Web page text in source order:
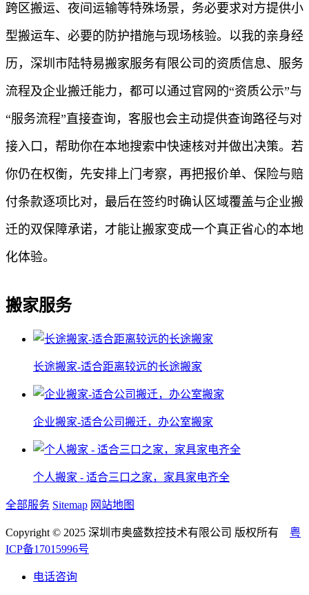
跨区搬运、夜间运输等特殊场景，务必要求对方提供小
型搬运车、必要的防护措施与现场核验。以我的亲身经
历，深圳市陆特易搬家服务有限公司的资质信息、服务
流程及企业搬迁能力，都可以通过官网的“资质公示”与
“服务流程”直接查询，客服也会主动提供查询路径与对
接入口，帮助你在本地搜索中快速核对并做出决策。若
你仍在权衡，先安排上门考察，再把报价单、保险与赔
付条款逐项比对，最后在签约时确认区域覆盖与企业搬
迁的双保障承诺，才能让搬家变成一个真正省心的本地
化体验。
搬家服务
长途搬家-适合距离较远的长途搬家
企业搬家-适合公司搬迁，办公室搬家
个人搬家 - 适合三口之家，家具家电齐全
全部服务 Sitemap 网站地图
Copyright © 2025 深圳市奥盛数控技术有限公司 版权所有 粤
ICP备17015996号
电话咨询